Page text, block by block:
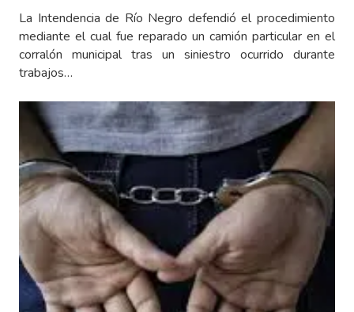
La Intendencia de Río Negro defendió el procedimiento
mediante el cual fue reparado un camión particular en el
corralón municipal tras un siniestro ocurrido durante
trabajos…